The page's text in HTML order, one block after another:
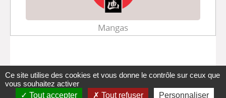
Mangas
Ce site utilise des cookies et vous donne le contrôle sur ceux que
vous souhaitez activer
Tout accepter
Tout refuser Personnaliser